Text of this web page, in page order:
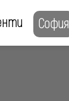
София